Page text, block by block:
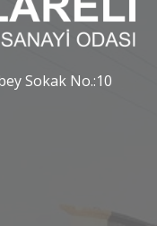
Sokak No.:10